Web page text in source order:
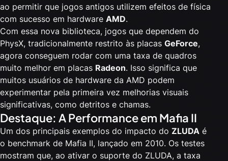
ao permitir que jogos antigos utilizem efeitos de física
com sucesso em hardware AMD.
Com essa nova biblioteca, jogos que dependem do
PhysX, tradicionalmente restrito às placas GeForce,
agora conseguem rodar com uma taxa de quadros
muito melhor em placas Radeon. Isso significa que
muitos usuários de hardware da AMD podem
experimentar pela primeira vez melhorias visuais
significativas, como detritos e chamas.
Destaque: A Performance em Mafia II
Um dos principais exemplos do impacto do ZLUDA é
o benchmark de Mafia II, lançado em 2010. Os testes
mostram que, ao ativar o suporte do ZLUDA, a taxa